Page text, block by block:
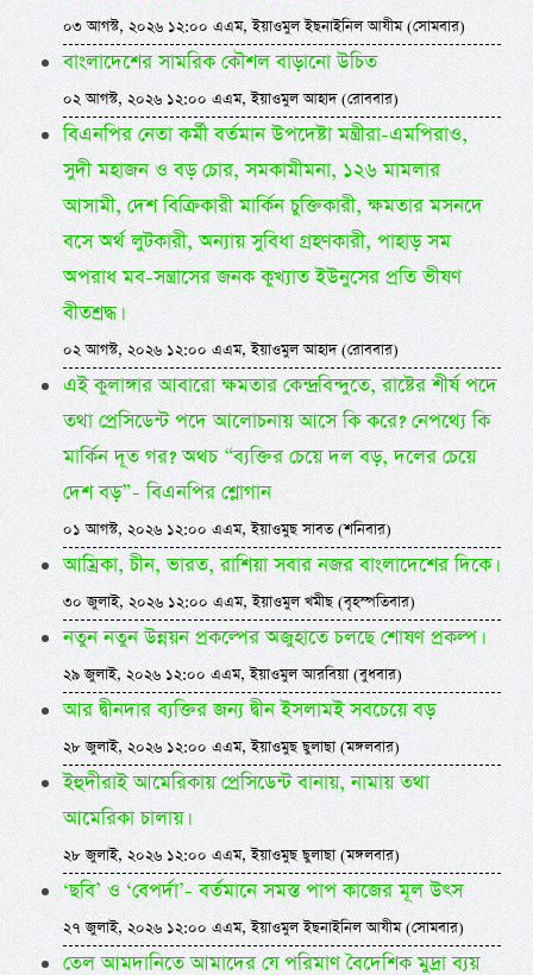
০৩ আগস্ট, ২০২৬ ১২:০০ এএম, ইয়াওমুল ইছনাইনিল আযীম (সোমবার)
বাংলাদেশের সামরিক কৌশল বাড়ানো উচিত
০২ আগস্ট, ২০২৬ ১২:০০ এএম, ইয়াওমুল আহাদ (রোববার)
বিএনপির নেতা কর্মী বর্তমান উপদেষ্টা মন্ত্রীরা-এমপিরাও,
সুদী মহাজন ও বড় চোর, সমকামীমনা, ১২৬ মামলার
আসামী, দেশ বিক্রিকারী মার্কিন চুক্তিকারী, ক্ষমতার মসনদে
বসে অর্থ লুটকারী, অন্যায় সুবিধা গ্রহণকারী, পাহাড় সম
অপরাধ মব-সন্ত্রাসের জনক কুখ্যাত ইউনুসের প্রতি ভীষণ
বীতশ্রদ্ধ।
০২ আগস্ট, ২০২৬ ১২:০০ এএম, ইয়াওমুল আহাদ (রোববার)
এই কুলাঙ্গার আবারো ক্ষমতার কেন্দ্রবিন্দুতে, রাষ্টের শীর্ষ পদে
তথা প্রেসিডেন্ট পদে আলোচনায় আসে কি করে? নেপথ্যে কি
মার্কিন দূত গর? অথচ “ব্যক্তির চেয়ে দল বড়, দলের চেয়ে
দেশ বড়”- বিএনপির শ্লোগান
০১ আগস্ট, ২০২৬ ১২:০০ এএম, ইয়াওমুছ সাবত (শনিবার)
আম্রিকা, চীন, ভারত, রাশিয়া সবার নজর বাংলাদেশের দিকে।
৩০ জুলাই, ২০২৬ ১২:০০ এএম, ইয়াওমুল খমীছ (বৃহস্পতিবার)
নতুন নতুন উন্নয়ন প্রকল্পের অজুহাতে চলছে শোষণ প্রকল্প।
২৯ জুলাই, ২০২৬ ১২:০০ এএম, ইয়াওমুল আরবিয়া (বুধবার)
আর দ্বীনদার ব্যক্তির জন্য দ্বীন ইসলামই সবচেয়ে বড়
২৮ জুলাই, ২০২৬ ১২:০০ এএম, ইয়াওমুছ ছুলাছা (মঙ্গলবার)
ইহুদীরাই আমেরিকায় প্রেসিডেন্ট বানায়, নামায় তথা
আমেরিকা চালায়।
২৮ জুলাই, ২০২৬ ১২:০০ এএম, ইয়াওমুছ ছুলাছা (মঙ্গলবার)
‘ছবি’ ও ‘বেপর্দা’- বর্তমানে সমস্ত পাপ কাজের মূল উৎস
২৭ জুলাই, ২০২৬ ১২:০০ এএম, ইয়াওমুল ইছনাইনিল আযীম (সোমবার)
তেল আমদানিতে আমাদের যে পরিমাণ বৈদেশিক মুদ্রা ব্যয়